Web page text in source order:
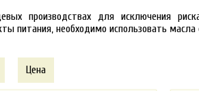
производствах для исключения
питания, необходимо использовать масла
Цена